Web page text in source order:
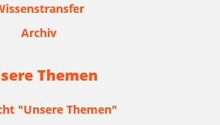
Archiv
Themen
"Unsere Themen"